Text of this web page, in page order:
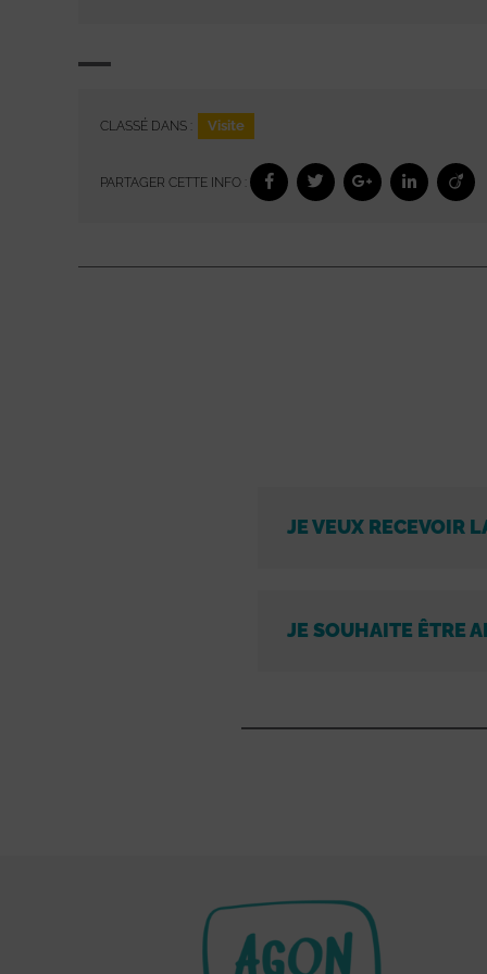
CLASSÉ DANS : Visite
PARTAGER CETTE INFO :
JE VEUX RECEVOIR
JE SOUHAITE ÊTRE